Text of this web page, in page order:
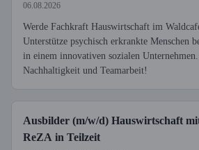
06.08.2026
Werde Fachkraft Hauswirtschaft im
Unterstütze psychisch erkrankte Menschen
in einem innovativen sozialen
Nachhaltigkeit und Teamarbeit!
Ausbilder (m/w/d) Hauswirtschaft
ReZA in Teilzeit